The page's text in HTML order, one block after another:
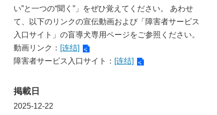
い”と一つの“聞く”」をぜひ覚えてください。 あわせ
て、以下のリンクの宣伝動画および「障害者サービス
入口サイト」の盲導犬専用ページをご参照ください。
動画リンク： [连结]
障害者サービス入口サイト： [连结]
掲載日
2025-12-22